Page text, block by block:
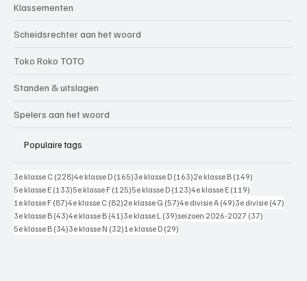
Klassementen
Scheidsrechter aan het woord
Toko Roko TOTO
Standen & uitslagen
Spelers aan het woord
Populaire tags
3e klasse C (228)228 posts
4e klasse D (165)165 posts
3e klasse D (163)163 posts
2e klasse B (149)
5e klasse E (133)133 posts
5e klasse F (125)125 posts
5e klasse D (123)123 posts
4e klasse E (119)
1e klasse F (87)87 posts
4e klasse C (82)82 posts
2e klasse G (57)57 posts
4e divisie A (49)49 posts
3e divisie (47)
3e klasse B (43)43 posts
4e klasse B (41)41 posts
3e klasse L (39)39 posts
seizoen 2026-2027 (37)
5e klasse B (34)34 posts
3e klasse N (32)32 posts
1e klasse D (29)